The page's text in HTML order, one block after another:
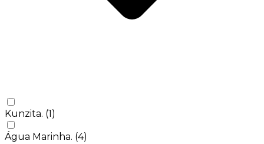
Kunzita. (1)
Água Marinha. (4)